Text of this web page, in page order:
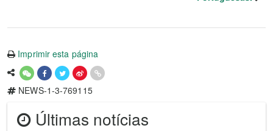
Imprimir esta página
NEWS-1-3-769115
Últimas notícias